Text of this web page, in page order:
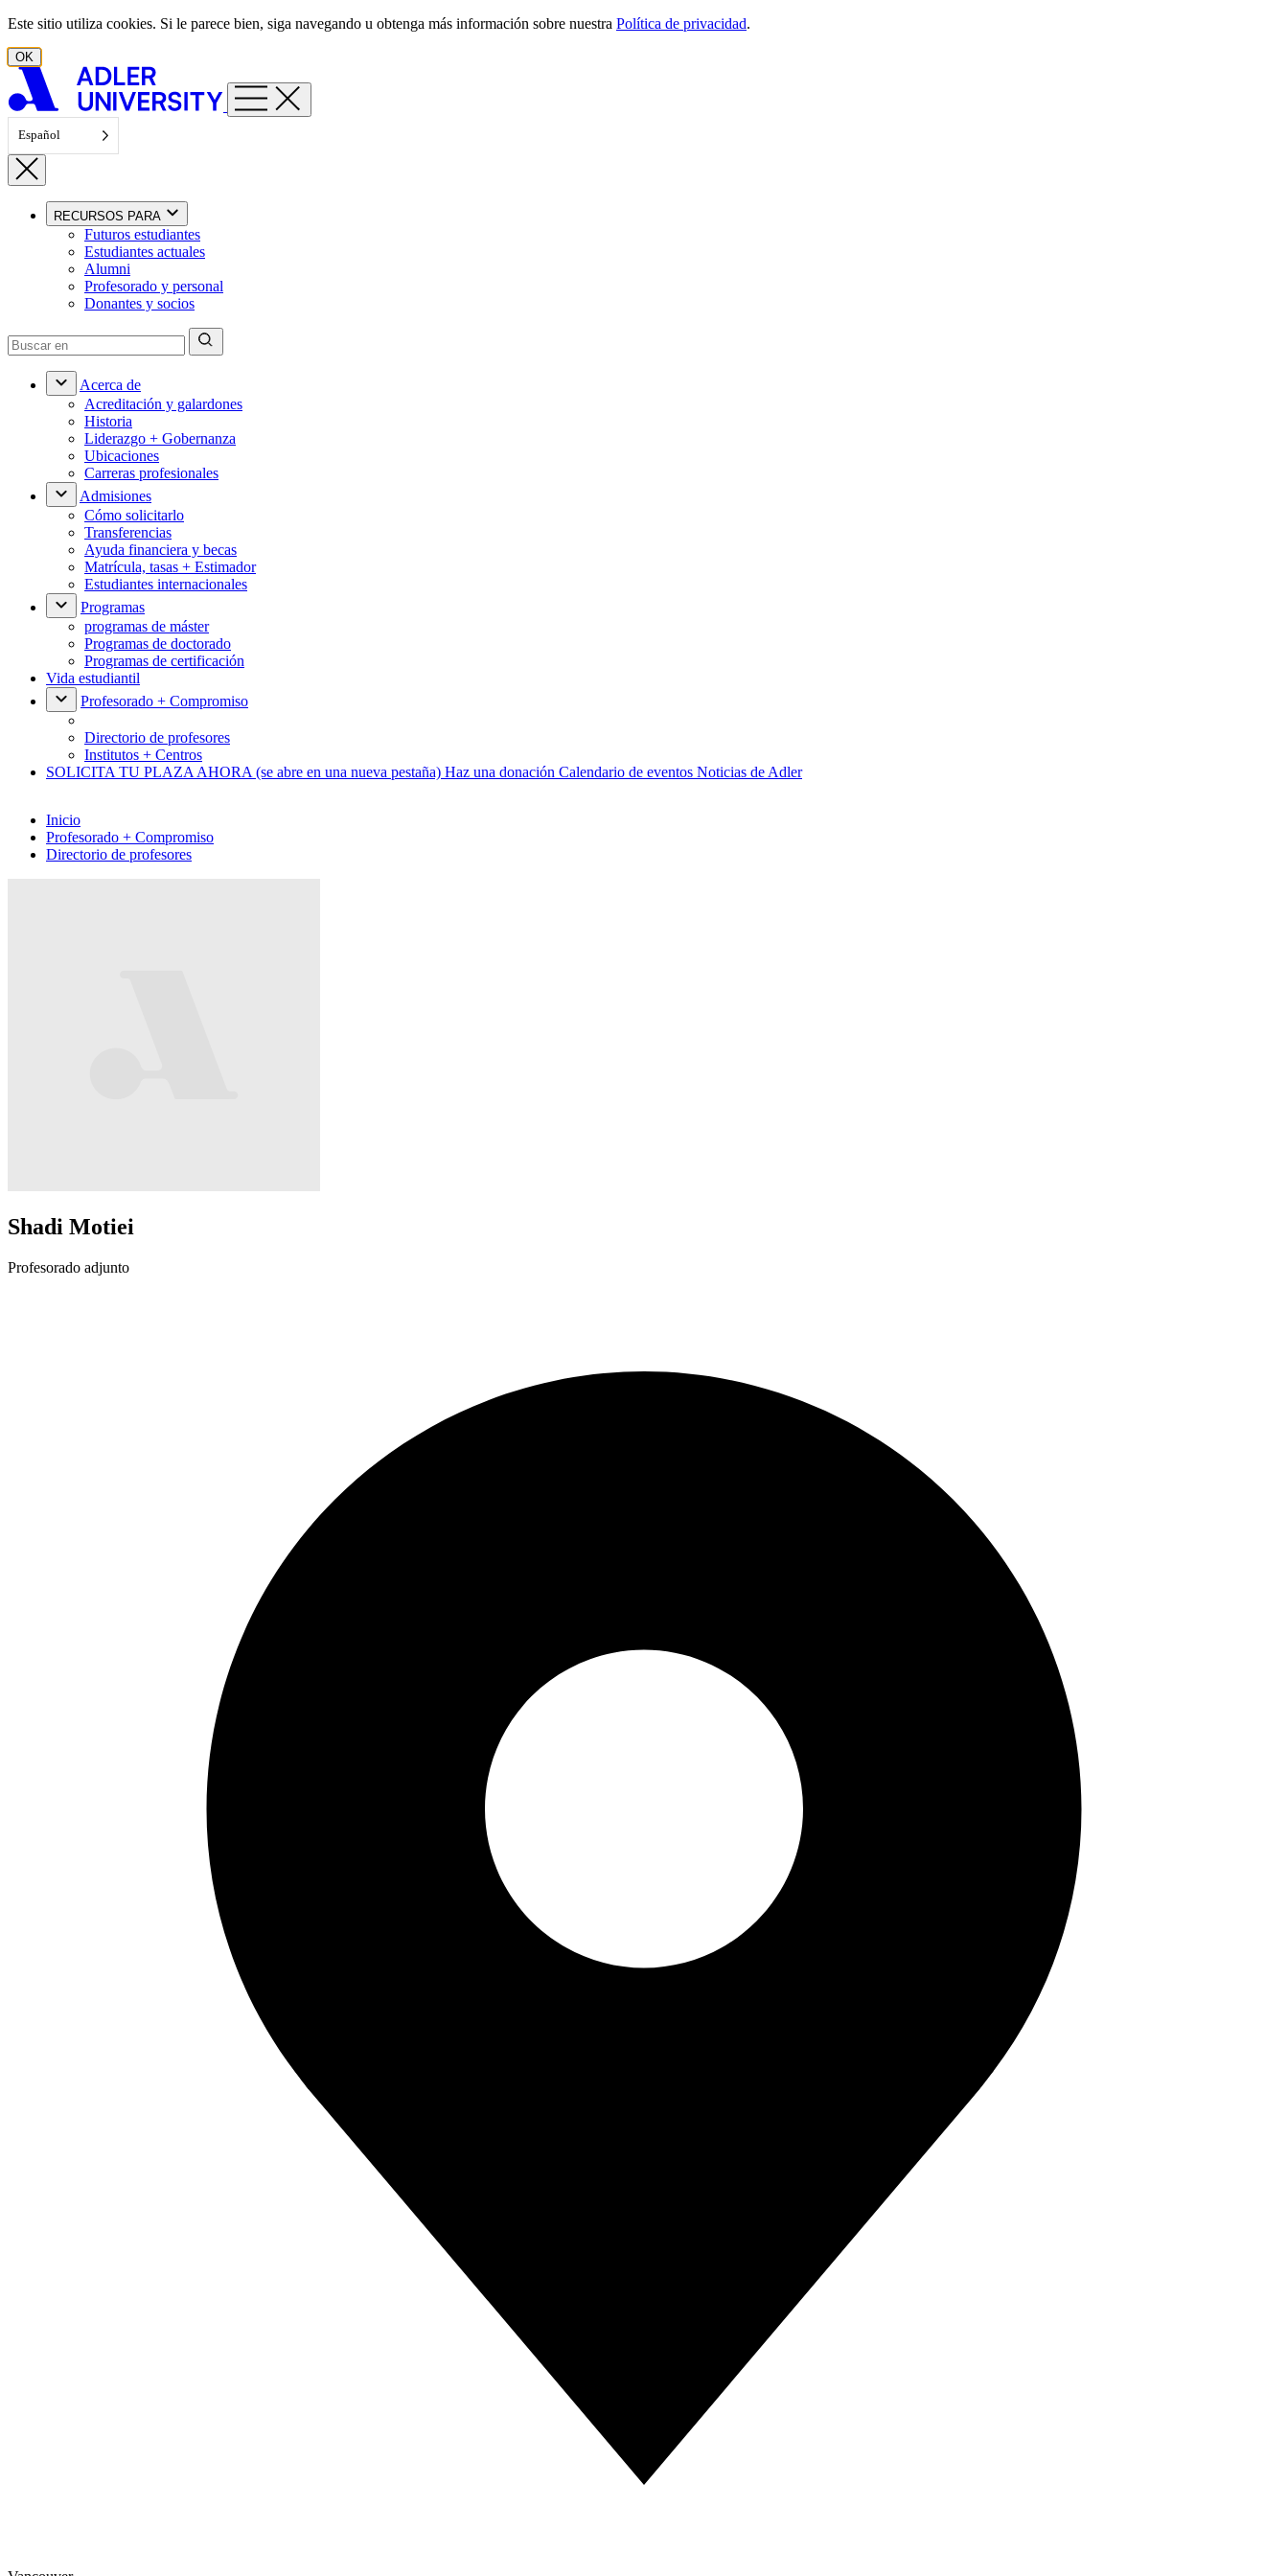
Ir al contenido
Este sitio utiliza cookies. Si le parece bien, siga navegando u obtenga más información sobre nuestra Política de privacidad.
OK
Español
RECURSOS PARA
Futuros estudiantes
Estudiantes actuales
Alumni
Profesorado y personal
Donantes y socios
Acerca de
Acreditación y galardones
Historia
Liderazgo + Gobernanza
Ubicaciones
Carreras profesionales
Admisiones
Cómo solicitarlo
Transferencias
Ayuda financiera y becas
Matrícula, tasas + Estimador
Estudiantes internacionales
Programas
programas de máster
Programas de doctorado
Programas de certificación
Vida estudiantil
Profesorado + Compromiso
Directorio de profesores
Institutos + Centros
SOLICITA TU PLAZA AHORA (se abre en una nueva pestaña) Haz una donación Calendario de eventos Noticias de Adler
Inicio
Profesorado + Compromiso
Directorio de profesores
Shadi Motiei
Profesorado adjunto